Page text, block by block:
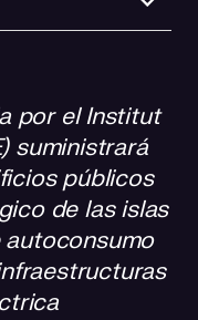
estructural
fondos europeos
tecnológicos y
por el Institut
suministrará
públicos
de las islas